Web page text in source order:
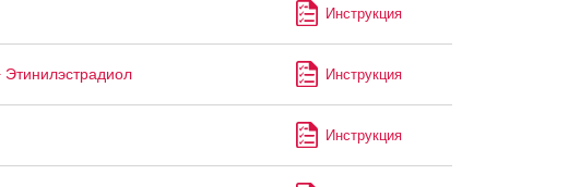
Инструкция
Этинилэстрадиол Инструкция
Инструкция